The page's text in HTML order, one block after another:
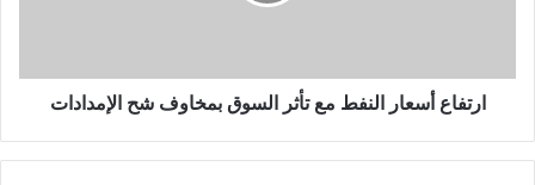
ارتفاع أسعار النفط مع تأثر السوق بمخاوف شح الإمدادات